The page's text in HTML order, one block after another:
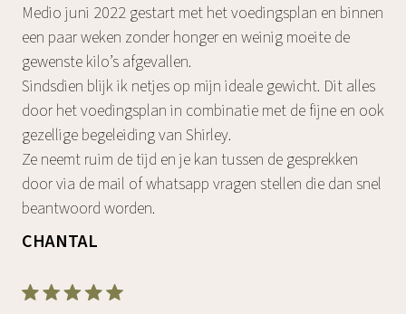
Medio juni 2022 gestart met het voedingsplan en binnen
een paar weken zonder honger en weinig moeite de
gewenste kilo’s afgevallen.
Sindsdien blijk ik netjes op mijn ideale gewicht. Dit alles
door het voedingsplan in combinatie met de fijne en ook
gezellige begeleiding van Shirley.
Ze neemt ruim de tijd en je kan tussen de gesprekken
door via de mail of whatsapp vragen stellen die dan snel
beantwoord worden.
CHANTAL